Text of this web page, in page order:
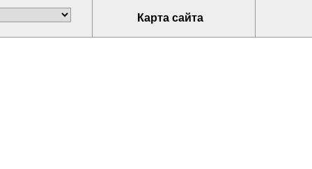
Карта сайта